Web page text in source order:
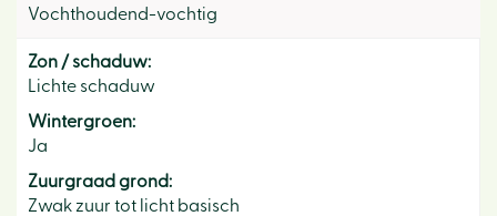
Vochthoudend-vochtig
Zon / schaduw:
Lichte schaduw
Wintergroen:
Ja
Zuurgraad grond:
Zwak zuur tot licht basisch